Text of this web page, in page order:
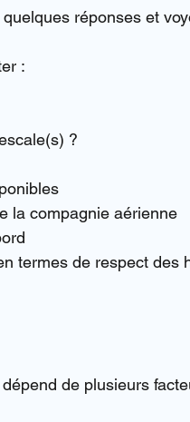
réponses et
:
?
la compagnie aérienne
termes de respect des
de plusieurs